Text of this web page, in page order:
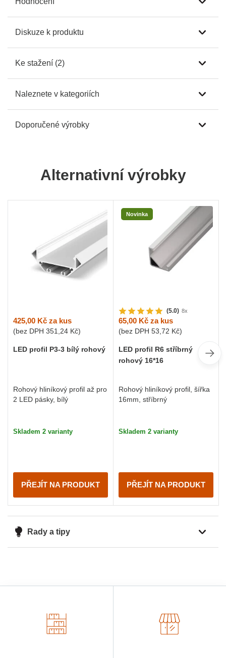
Diskuze k produktu
Ke stažení (2)
Naleznete v kategoriích
Doporučené výrobky
Alternativní výrobky
425,00 Kč za kus
(bez DPH 351,24 Kč)
LED profil P3-3 bílý rohový
Rohový hliníkový profil až pro
2 LED pásky, bílý
Skladem 2 varianty
PŘEJÍT NA PRODUKT
Novinka
(5.0) 8x
65,00 Kč za kus
(bez DPH 53,72 Kč)
LED profil R6 stříbrný
rohový 16*16
Rohový hliníkový profil, šířka
16mm, stříbrný
Skladem 2 varianty
PŘEJÍT NA PRODUKT
Rady a tipy